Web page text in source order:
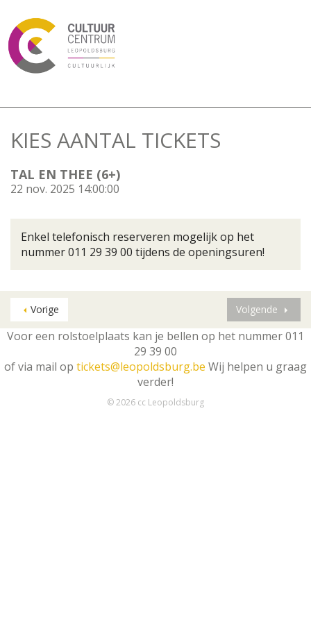
KIES AANTAL TICKETS
TAL EN THEE (6+)
22 nov. 2025 14:00:00
Enkel telefonisch reserveren mogelijk op het
nummer 011 29 39 00 tijdens de openingsuren!
Vorige Volgende
Voor een rolstoelplaats kan je bellen op het nummer 011
29 39 00
of via mail op tickets@leopoldsburg.be Wij helpen u graag
verder!
© 2026 cc Leopoldsburg